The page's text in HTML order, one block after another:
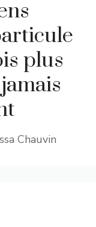
plus
Chauvin